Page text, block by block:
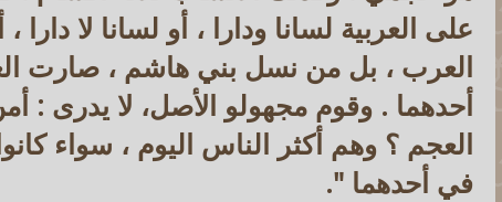
على العربية لسانا ودارا ، أو لسانا لا
العرب ، بل من نسل بني هاشم ، صارت
أحدهما . وقوم مجهولو الأصل، لا يدرى
العجم ؟ وهم أكثر الناس اليوم ، سواء
في أحدهما ".